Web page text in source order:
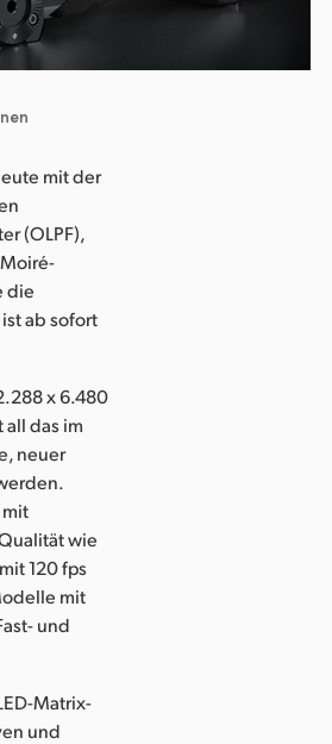
mit der
(OLPF),
die
ist ab sofort
x 6.480
das im
neuer
wie
120 fps
mit
und
Matrix-
und